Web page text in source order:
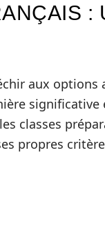
:
aux options
classes
propres